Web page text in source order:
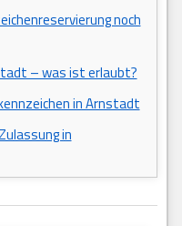
noch
– was ist erlaubt?
in Arnstadt
in